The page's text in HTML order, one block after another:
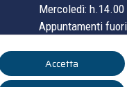
Mercoledì:
Appuntamenti
concordati su
Accetta